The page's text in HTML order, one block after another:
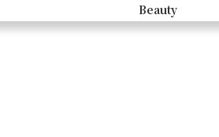
Beauty